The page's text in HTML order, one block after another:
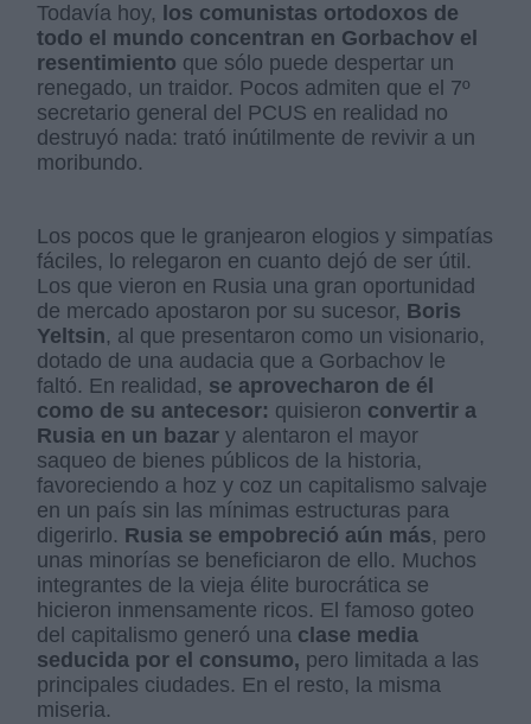
Todavía hoy,
los comunistas ortodoxos de
todo el mundo concentran en Gorbachov el
resentimiento que sólo puede despertar un
renegado, un traidor. Pocos admiten que el 7º
secretario general del PCUS en realidad no
destruyó nada: trató inútilmente de revivir a un
moribundo.
Los pocos que le granjearon elogios y simpatías
fáciles, lo relegaron en cuanto dejó de ser útil.
Los que vieron en Rusia una gran oportunidad
de mercado apostaron por su sucesor, Boris
Yeltsin, al que presentaron como un visionario,
dotado de una audacia que a Gorbachov le
faltó. En realidad, se aprovecharon de él
como de su antecesor: quisieron convertir a
Rusia en un bazar y alentaron el mayor
saqueo de bienes públicos de la historia,
favoreciendo a hoz y coz un capitalismo salvaje
en un país sin las mínimas estructuras para
digerirlo. Rusia se empobreció aún más, pero
unas minorías se beneficiaron de ello. Muchos
integrantes de la vieja élite burocrática se
hicieron inmensamente ricos. El famoso goteo
del capitalismo generó una clase media
seducida por el consumo, pero limitada a las
principales ciudades. En el resto, la misma
miseria.